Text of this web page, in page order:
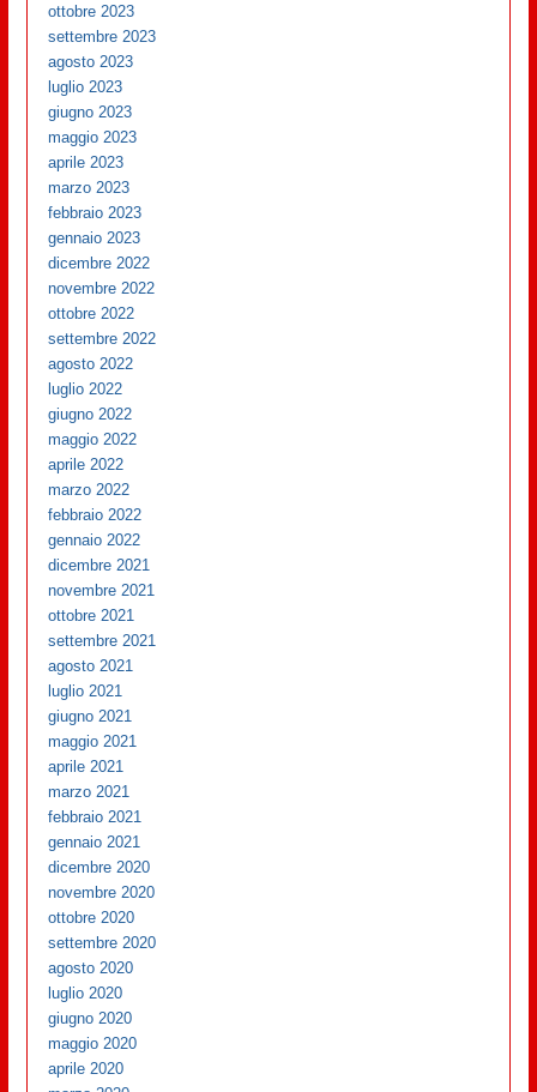
ottobre 2023
settembre 2023
agosto 2023
luglio 2023
giugno 2023
maggio 2023
aprile 2023
marzo 2023
febbraio 2023
gennaio 2023
dicembre 2022
novembre 2022
ottobre 2022
settembre 2022
agosto 2022
luglio 2022
giugno 2022
maggio 2022
aprile 2022
marzo 2022
febbraio 2022
gennaio 2022
dicembre 2021
novembre 2021
ottobre 2021
settembre 2021
agosto 2021
luglio 2021
giugno 2021
maggio 2021
aprile 2021
marzo 2021
febbraio 2021
gennaio 2021
dicembre 2020
novembre 2020
ottobre 2020
settembre 2020
agosto 2020
luglio 2020
giugno 2020
maggio 2020
aprile 2020